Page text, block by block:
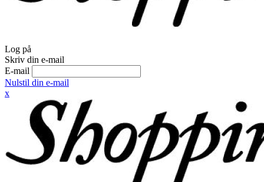
Log på
Skriv din e-mail
E-mail
Nulstil din e-mail
x